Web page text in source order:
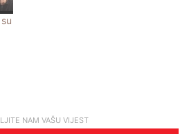
NAM VAŠU VIJEST